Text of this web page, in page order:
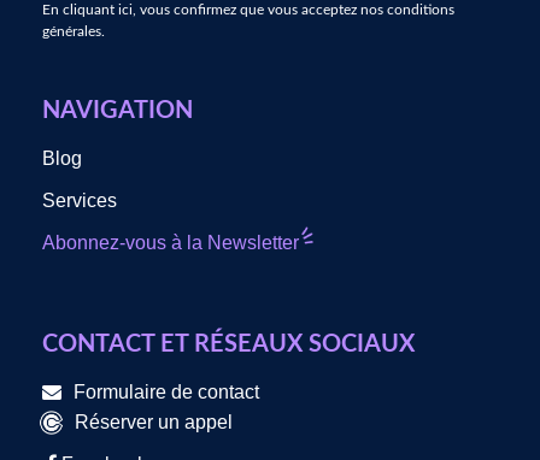
à
En cliquant ici, vous confirmez que vous acceptez nos conditions
générales.
NAVIGATION
Blog
Services
Abonnez-vous à la Newsletter
CONTACT ET RÉSEAUX SOCIAUX
Formulaire de contact
Réserver un appel